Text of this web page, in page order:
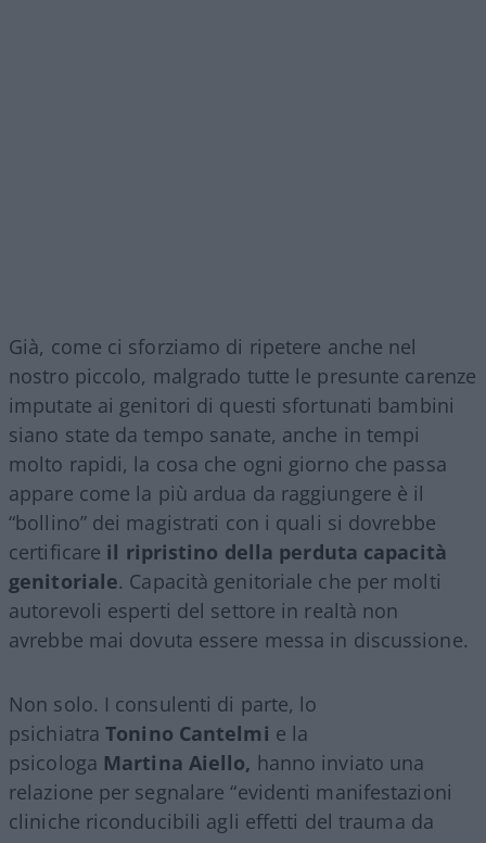
Già, come ci sforziamo di ripetere anche nel
nostro piccolo, malgrado tutte le presunte carenze
imputate ai genitori di questi sfortunati bambini
siano state da tempo sanate, anche in tempi
molto rapidi, la cosa che ogni giorno che passa
appare come la più ardua da raggiungere è il
“bollino” dei magistrati con i quali si dovrebbe
certificare il ripristino della perduta capacità
genitoriale. Capacità genitoriale che per molti
autorevoli esperti del settore in realtà non
avrebbe mai dovuta essere messa in discussione.
Non solo. I consulenti di parte, lo
psichiatra Tonino Cantelmi e la
psicologa Martina Aiello, hanno inviato una
relazione per segnalare “evidenti manifestazioni
cliniche riconducibili agli effetti del trauma da